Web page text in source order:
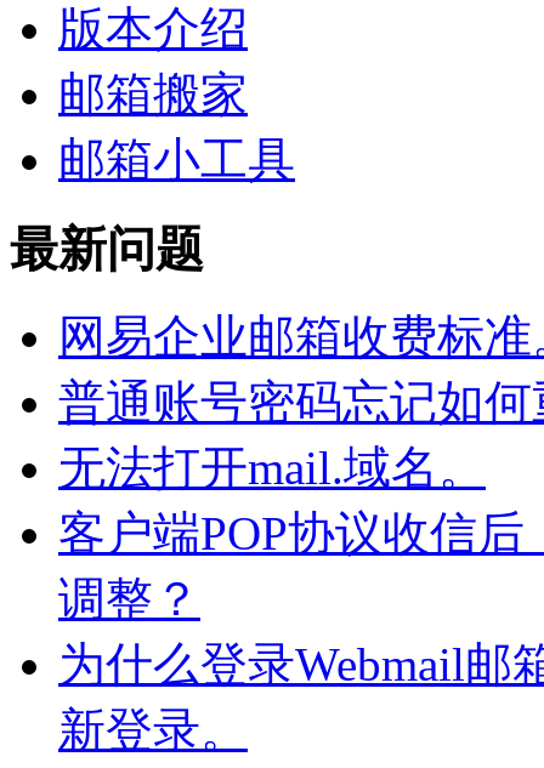
版本介绍
邮箱搬家
邮箱小工具
最新问题
网易企业邮箱收费标准
普通账号密码忘记如
无法打开mail.域名。
客户端POP协议收信
调整？
为什么登录Webmail邮
新登录。